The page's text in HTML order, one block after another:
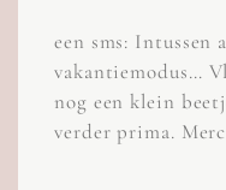
een sms: Intussen
vakantiemodus…
nog een klein
verder prima.